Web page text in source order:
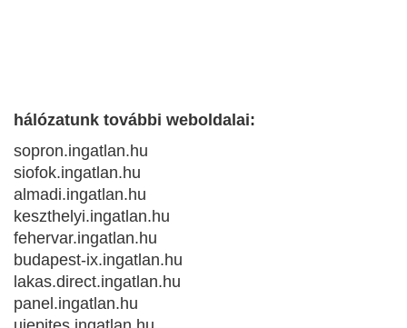
hálózatunk további weboldalai:
sopron.ingatlan.hu
siofok.ingatlan.hu
almadi.ingatlan.hu
keszthelyi.ingatlan.hu
fehervar.ingatlan.hu
budapest-ix.ingatlan.hu
lakas.direct.ingatlan.hu
panel.ingatlan.hu